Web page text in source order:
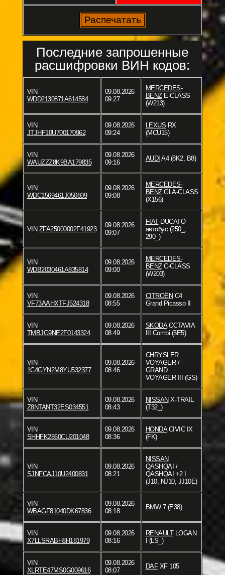
Последние запрошенные
расшифровки ВИН кодов:
VIN
WDD2130871A614584
09.08.2026
09:27
MERCEDES-
BENZE-CLASS
(W213)
VIN
JTJHF10U700170962
09.08.2026
09:24
LEXUS RX
(MCU15)
VIN
WAUZZZ8K9BA179835
09.08.2026
09:16
AUDI A4 (8K2, B8)
VIN
WDC1569461J050809
09.08.2026
09:08
MERCEDES-
BENZGLA-CLASS
(X156)
VIN ZFA25000002F41923
09.08.2026
09:07
FIATDUCATO
автобус (250_,
290_)
VIN
WDB2030461A835814
09.08.2026
09:00
MERCEDES-
BENZC-CLASS
(W203)
VIN
VF73AAHXTFJ524318
09.08.2026
08:55
CITROËN C4
Grand Picasso II
VIN
TMBJG9NE2F0143324
09.08.2026
08:49
SKODAOCTAVIA
III Combi (5E5)
VIN
1C4GYN2M8YU532377
09.08.2026
08:46
CHRYSLER
VOYAGER /
GRAND
VOYAGER III (GS)
VIN
Z8NTANT32ES034551
09.08.2026
08:43
NISSAN X-TRAIL
(T32_)
VIN
SHHFK2860CU201048
09.08.2026
08:36
HONDACIVIC IX
(FK)
VIN
SJNFCAJ10U2400831
09.08.2026
08:21
NISSAN
QASHQAI /
QASHQAI +2 I
(J10, NJ10, JJ10E)
VIN
WBAGF81040DK67836
09.08.2026
08:18
BMW7 (E38)
VIN
X7LLSRABH8H181979
09.08.2026
08:16
RENAULTLOGAN
I (LS_)
VIN
XLRTE47MS0G009616
09.08.2026
08:07
DAFXF 105